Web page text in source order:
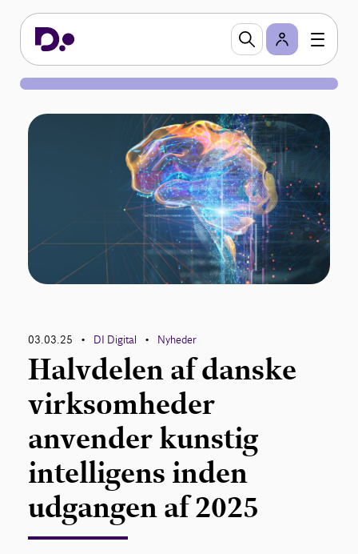
03.03.25 • DI Digital • Nyheder
Halvdelen af danske
virksomheder
anvender kunstig
intelligens inden
udgangen af 2025